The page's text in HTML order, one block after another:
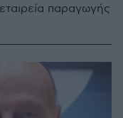
παραγωγής